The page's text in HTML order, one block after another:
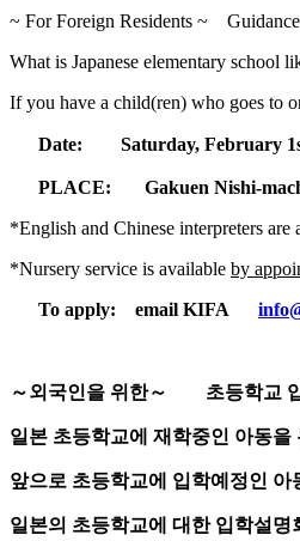
~ For Foreign Residents ~ Guidance
What is Japanese elementary school
If you have a child(ren) who goes to
Date: Saturday, February
PLACE: Gakuen Nishi-
*English and Chinese interpreters are
*Nursery service is available by
To apply: email KIFA
～외국인을 위한～ 초등학교
일본 초등학교에 재학중인 아동을
앞으로 초등학교에 입학예정인 아
일본의 초등학교에 대한 입학설명